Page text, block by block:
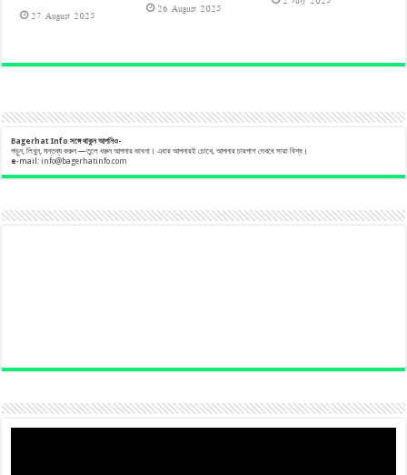
27 August 2025 26 August 2025
Bagerhat Info সঙ্গেথাকুনআপনিও-
পড়ুন, লিখুন, মন্তব্য করুন —তুলে ধরুন আপনার ভাবনা। এবার আপনারই চোখে, আপনার চারপাশ দেখবে সারা বিশ্ব।
e-mail:info@bagerhatinfo.com